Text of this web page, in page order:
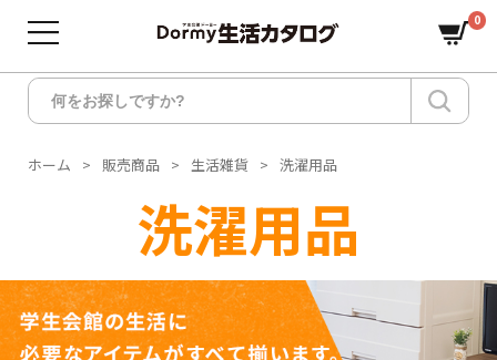
0
ホーム 販売商品 生活雑貨 洗濯用品
洗濯用品